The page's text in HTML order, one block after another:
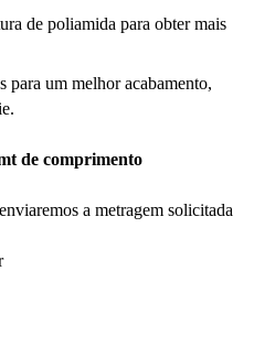
de poliamida para obter mais
para um melhor acabamento,
de comprimento
a metragem solicitada